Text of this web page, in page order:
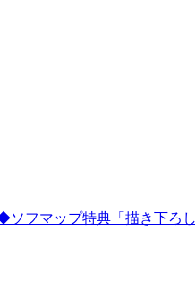
フマップ特典「描き下ろ